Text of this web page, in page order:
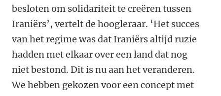
besloten om solidariteit te creëren tussen
Iraniërs’, vertelt de hoogleraar. ‘Het succes
van het regime was dat Iraniërs altijd ruzie
hadden met elkaar over een land dat nog
niet bestond. Dit is nu aan het veranderen.
We hebben gekozen voor een concept met